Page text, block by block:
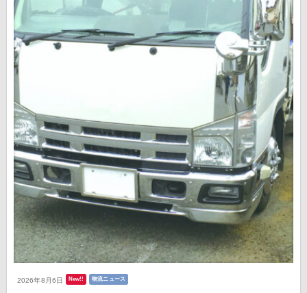
2026年8月6日 New!! 物流ニュース